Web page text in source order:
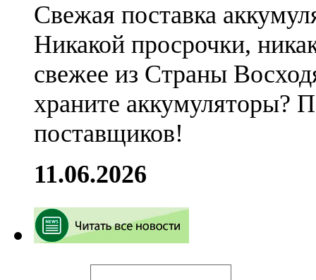
Свежая поставка
Никакой просрочки,
свежее из Страны
храните аккумуляторы?
поставщиков!
11.06.2026